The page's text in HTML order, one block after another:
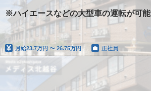
※ハイエースなどの大型車の運転が可
月給23.7万円 〜 26.75万円 正社員